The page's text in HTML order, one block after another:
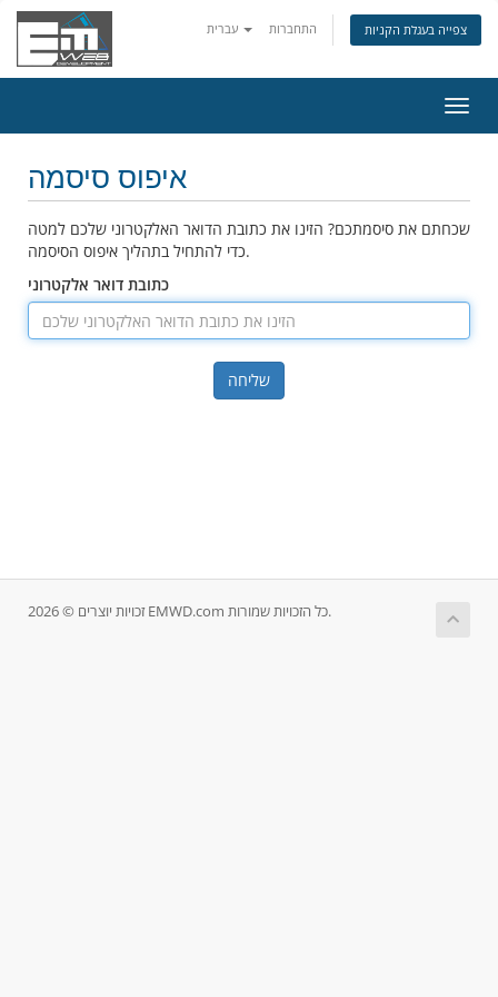
התחברות צפייה בעגלת הקניות
ניווט
איפוס סיסמה
שכחתם את סיסמתכם? הזינו את כתובת הדואר האלקטרוני שלכם למטה
כדי להתחיל בתהליך איפוס הסיסמה.
כתובת דואר אלקטרוני
שליחה
זכויות יוצרים © 2026 EMWD.com כל הזכויות שמורות.